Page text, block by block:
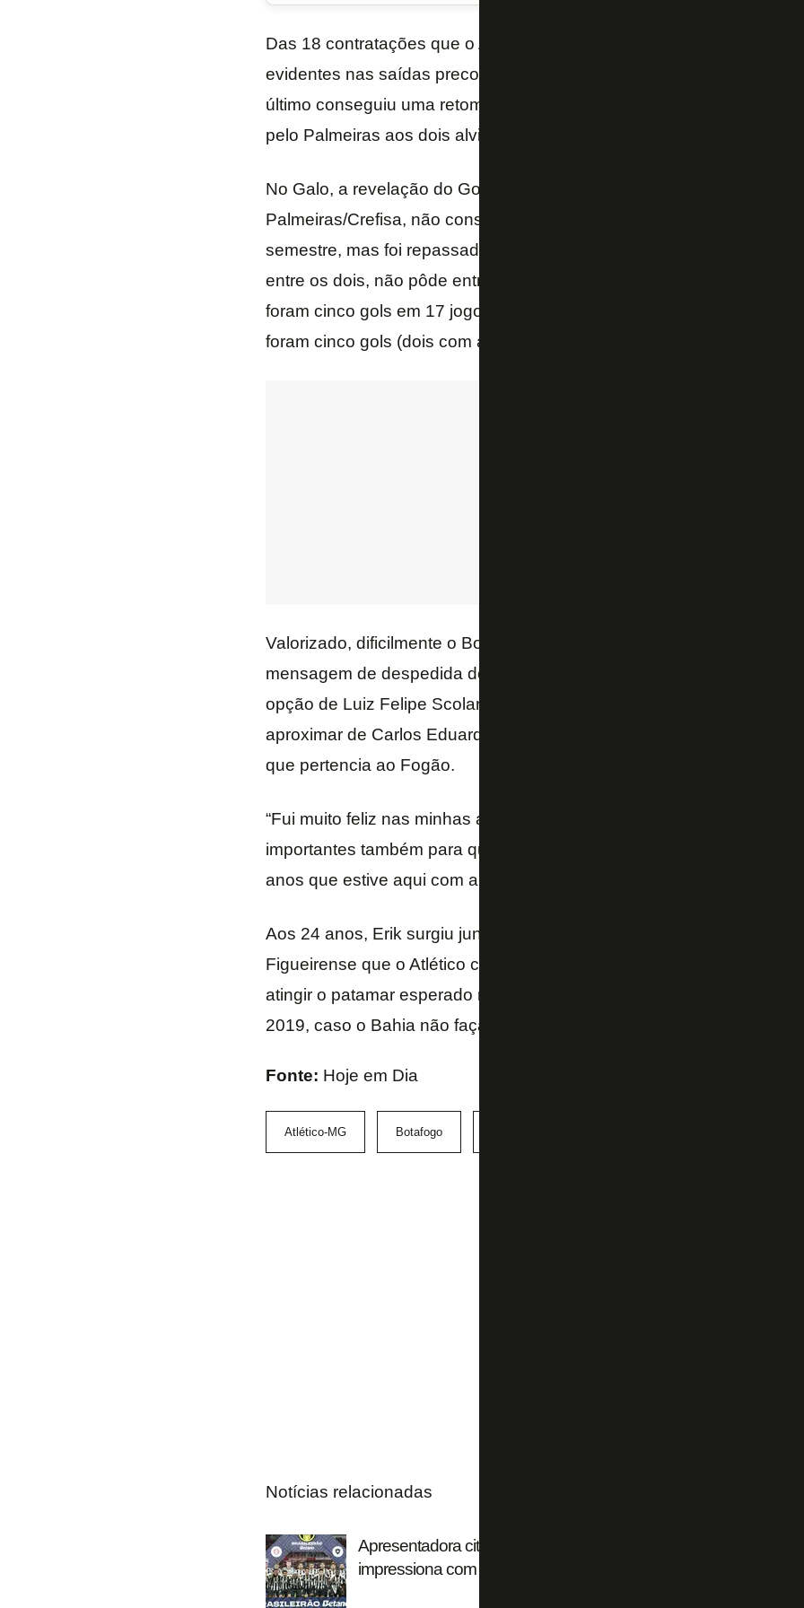
Das 18 contratações que o Atlético realizou em 2018, os erros de
evidentes nas saídas precoces de jogadores como Samuel Xavier,
último conseguiu uma retomada na carreira ao seguir para o
pelo Palmeiras aos dois alvinegros no ano, ele termina a temporada
No Galo, a revelação do Goiás que custou R$ 13 milhões aos cofres
Palmeiras/Crefisa, não conseguiu vingar. Teve chances como titular
semestre, mas foi repassado ao Botafogo. Na última rodada do
entre os dois, não pôde entrar em campo para a sequência da boa
foram cinco gols em 17 jogos (além de quatro assistências). Pelo
foram cinco gols (dois com a camisa do Galo) em 73 jogos.
Valorizado, dificilmente o Botafogo conseguirá ficar com o jogador,
mensagem de despedida do time da estrela solitária. Voltará ao
opção de Luiz Felipe Scolari, que contratou Zé Rafael e Arthur
aproximar de Carlos Eduardo – ex-Goiás – e ter acertado com
que pertencia ao Fogão.
“Fui muito feliz nas minhas atuações individuais. E meus
importantes também para que eu conseguisse jogar bem. Parece
anos que estive aqui com a camisa do Botafogo”, afirmou o jogador,
Aos 24 anos, Erik surgiu juntamente na mesma época de Clayton,
Figueirense que o Atlético conseguiu trazer em 2016. Ambos,
atingir o patamar esperado neste momento da carreira. Clayton
2019, caso o Bahia não faça proposta de renovação após período
Fonte: Hoje em Dia
Atlético-MG Botafogo
Notícias relacionadas
Apresentadora cita procuras de Flamengo, Palmeiras e
impressiona com sucesso do Botafogo de 2024